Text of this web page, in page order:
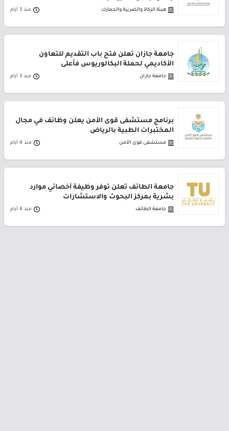
هيئة الزكاة والضريبة والجمارك منذ 3 أيام
جامعة جازان تعلن فتح باب التقديم للتعاون
الأكاديمي لحملة البكالوريوس فأعلى
جامعة جازان منذ 3 أيام
برنامج مستشفى قوى الأمن يعلن وظائف في مجال
المختبرات الطبية بالرياض
مستشفى قوى الأمن منذ 4 أيام
جامعة الطائف تعلن توفر وظيفة أخصائي موارد
بشرية بمركز البحوث والاستشارات
جامعة الطائف منذ 4 أيام